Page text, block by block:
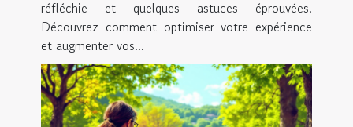
réfléchie et quelques astuces éprouvées.
Découvrez comment optimiser votre expérience
et augmenter vos...